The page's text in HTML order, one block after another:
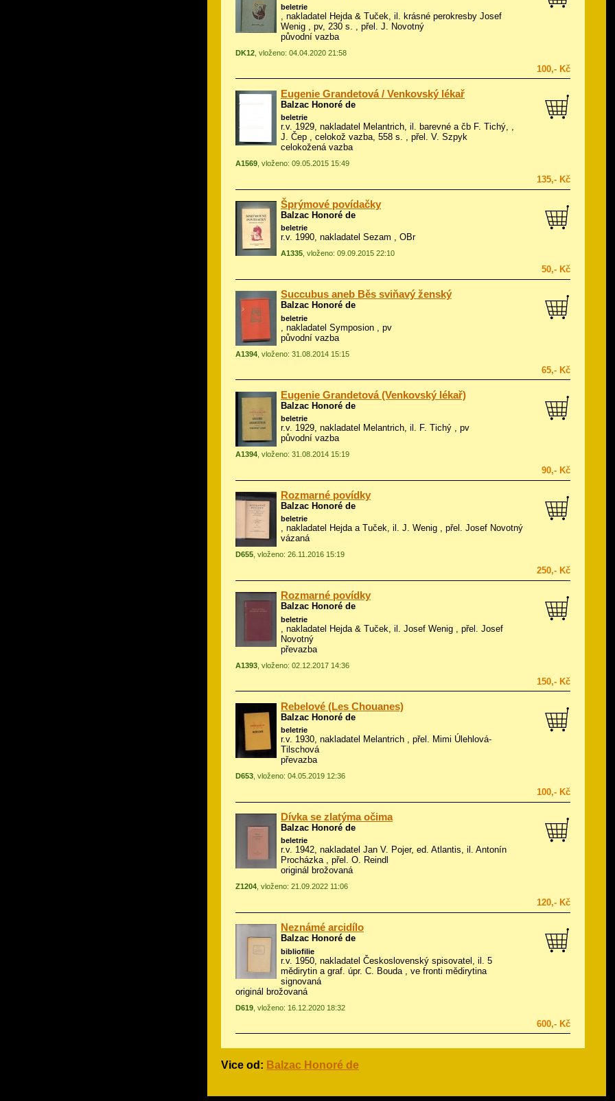
beletrie
, nakladatel Hejda & Tuček, il.
krásné perokresby Josef
Wenig , pv, 230 s. , přel. J. Novotný
původní vazba
DK12 , vloženo: 04.04.2020 21:58
100,- Kč
Eugenie Grandetová / Venkovský lékař
Balzac Honoré de
beletrie
r.v. 1929, nakladatel Melantrich, il. barevné a čb F. Tichý, ,
J. Čep , celokož vazba, 558 s. , přel. V. Szpyk
celokožená vazba
A1569 , vloženo: 09.05.2015 15:49
135,- Kč
Šprýmové povídačky
Balzac Honoré de
beletrie
r.v. 1990, nakladatel Sezam , OBr
A1335, vloženo: 09.09.2015 22:10
50,- Kč
Succubus aneb Běs sviňavý ženský
Balzac Honoré de
beletrie
, nakladatel Symposion , pv
původní vazba
A1394 , vloženo: 31.08.2014 15:15
65,- Kč
Eugenie Grandetová (Venkovský lékař)
Balzac Honoré de
beletrie
r.v. 1929, nakladatel Melantrich, il. F. Tichý , pv
původní vazba
A1394 , vloženo: 31.08.2014 15:19
90,- Kč
Rozmarné povídky
Balzac Honoré de
beletrie
, nakladatel Hejda a Tuček, il. J. Wenig , přel. Josef Novotný
vázaná
D655 , vloženo: 26.11.2016 15:19
250,- Kč
Rozmarné povídky
Balzac Honoré de
beletrie
, nakladatel Hejda & Tuček, il. Josef Wenig , přel. Josef
Novotný
převazba
A1393 , vloženo: 02.12.2017 14:36
150,- Kč
Rebelové (Les Chouanes)
Balzac Honoré de
beletrie
r.v. 1930, nakladatel Melantrich , přel. Mimi Úlehlová-
Tilschová
převazba
D653 , vloženo: 04.05.2019 12:36
100,- Kč
Dívka se zlatýma očima
Balzac Honoré de
beletrie
r.v. 1942, nakladatel Jan V. Pojer, ed. Atlantis, il. Antonín
Procházka, přel. O. Reindl
originál brožovaná
Z1204 , vloženo: 21.09.2022 11:06
120,- Kč
Neznámé arcidílo
Balzac Honoré de
bibliofilie
r.v. 1950, nakladatel Československý spisovatel, il. 5
mědirytin a graf. úpr. C. Bouda , ve fronti mědirytina
signovaná
originál brožovaná
D619 , vloženo: 16.12.2020 18:32
600,- Kč
Vice od: Balzac Honoré de